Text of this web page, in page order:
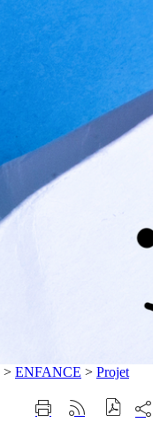
> ENFANCE > Projet
ImprimerGénérer
sur